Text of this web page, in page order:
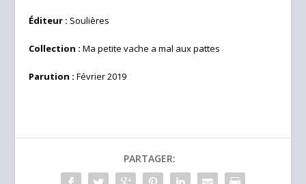
Éditeur : Soulières
Collection : Ma petite vache a mal aux pattes
Parution : Février 2019
PARTAGER: